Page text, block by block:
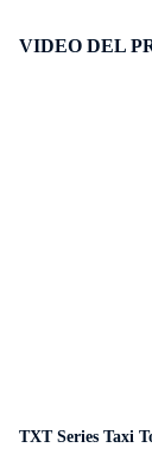
VIDEO DEL
TXT Series Taxi